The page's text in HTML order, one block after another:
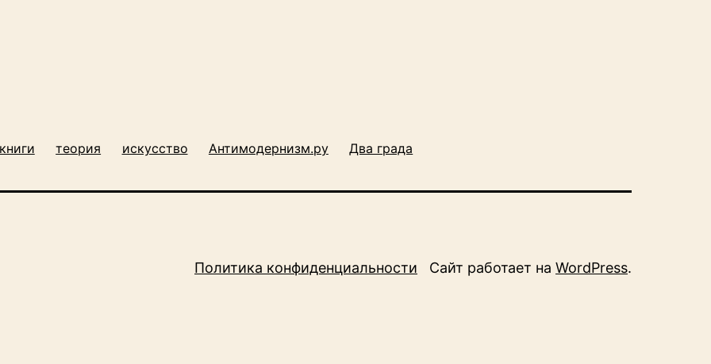
теория искусство Антимодернизм.ру Два града
Политика конфиденциальности Сайт работает на WordPress.